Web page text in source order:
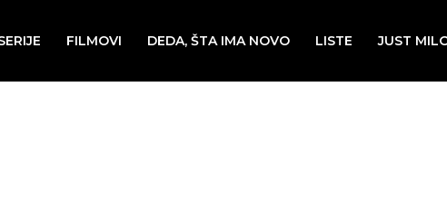
FILMOVI DEDA, ŠTA IMA NOVO LISTE JUST